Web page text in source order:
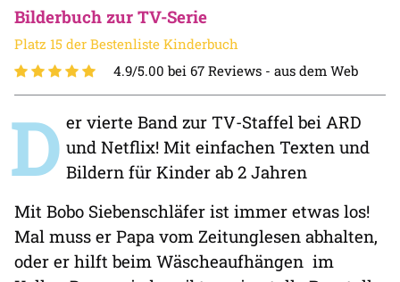
Bilderbuch zur TV-Serie
Platz 15 der Bestenliste Kinderbuch
4.9/5.00 bei 67 Reviews - aus dem Web
D er vierte Band zur TV-Staffel bei ARD
und Netflix! Mit einfachen Texten und
Bildern für Kinder ab 2 Jahren
Mit Bobo Siebenschläfer ist immer etwas los!
Mal muss er Papa vom Zeitunglesen abhalten,
oder er hilft beim Wäscheaufhängen im